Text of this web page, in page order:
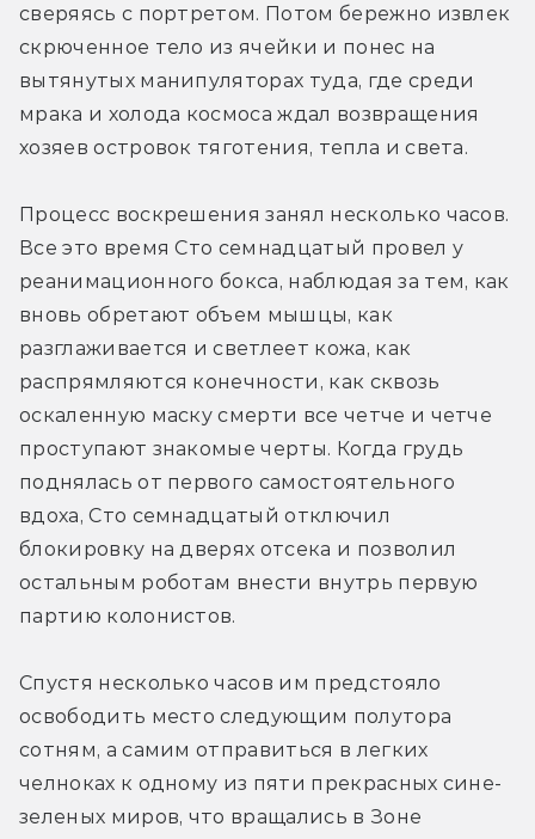
сверяясь с портретом. Потом бережно извлек
скрюченное тело из ячейки и понес на
вытянутых манипуляторах туда, где среди
мрака и холода космоса ждал возвращения
хозяев островок тяготения, тепла и света.
Процесс воскрешения занял несколько часов.
Все это время Сто семнадцатый провел у
реанимационного бокса, наблюдая за тем, как
вновь обретают объем мышцы, как
разглаживается и светлеет кожа, как
распрямляются конечности, как сквозь
оскаленную маску смерти все четче и четче
проступают знакомые черты. Когда грудь
поднялась от первого самостоятельного
вдоха, Сто семнадцатый отключил
блокировку на дверях отсека и позволил
остальным роботам внести внутрь первую
партию колонистов.
Спустя несколько часов им предстояло
освободить место следующим полутора
сотням, а самим отправиться в легких
челноках к одному из пяти прекрасных сине-
зеленых миров, что вращались в Зоне